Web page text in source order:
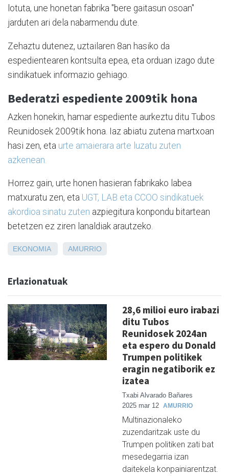
lotuta, une honetan fabrika "bere gaitasun osoan"
jarduten ari dela nabarmendu dute.
Zehaztu dutenez, uztailaren 8an hasiko da
espedientearen kontsulta epea, eta orduan izago dute
sindikatuek informazio gehiago.
Bederatzi espediente 2009tik hona
Azken honekin, hamar espediente aurkeztu ditu Tubos
Reunidosek 2009tik hona. Iaz abiatu zutena martxoan
hasi zen, eta urte amaierara arte luzatu zuten
azkenean.
Horrez gain, urte honen hasieran fabrikako labea
matxuratu zen, eta UGT, LAB eta CCOO sindikatuek
akordioa sinatu zuten azpiegitura konpondu bitartean
betetzen ez ziren lanaldiak arautzeko.
EKONOMIA AMURRIO
Erlazionatuak
28,6 milioi euro irabazi
ditu Tubos
Reunidosek 2024an
eta espero du Donald
Trumpen politikek
eragin negatiborik ez
izatea
Txabi Alvarado Bañares
2025 mar 12 AMURRIO
Multinazionaleko
zuzendaritzak uste du
Trumpen politiken zati bat
mesedegarria izan
daitekela konpainiarentzat.